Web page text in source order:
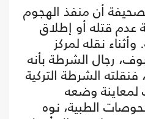
أن منفذ الهجوم
قتله أو إطلاق
وأثناء نقله لمركز
رجال الشرطة بأنه
فنقلته الشرطة التركية
وضعه
الطبية، نوه